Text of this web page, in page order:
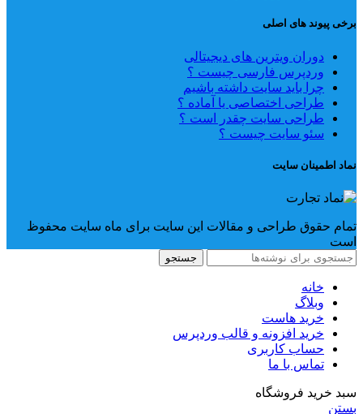
برخی پیوند های اصلی
دوران ویترین های دیجیتالی
وردپرس فارسی چیست ؟
چرا باید سایت داشته باشیم
طراحی اختصاصی یا آماده ؟
طراحی سایت چقدر است ؟
سئو سایت چیست ؟
نماد اطمینان سایت
تمام حقوق طراحی و مقالات این سایت برای ماه سایت محفوظ
است
جستجو
خانه
وبلاگ
خرید هاست
خرید افزونه و قالب وردپرس
حساب کاربری
تماس با ما
سبد خرید فروشگاه
بستن